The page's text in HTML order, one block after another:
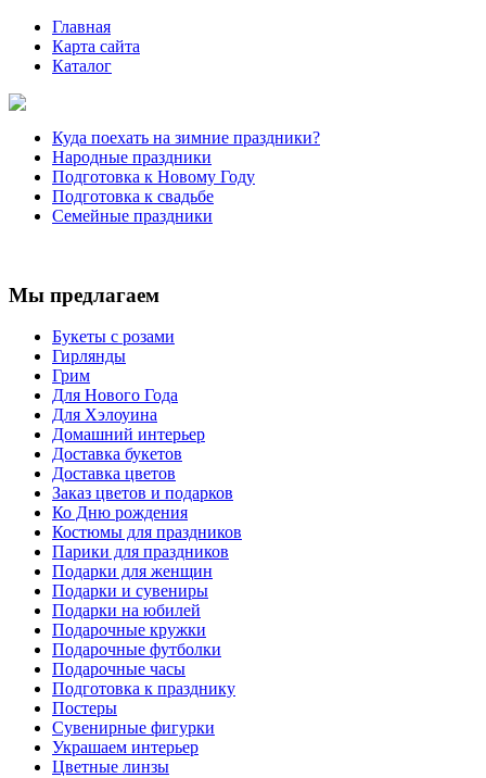
Главная
Карта сайта
Каталог
Куда поехать на зимние праздники?
Народные праздники
Подготовка к Новому Году
Подготовка к свадьбе
Семейные праздники
Мы предлагаем
Букеты с розами
Гирлянды
Грим
Для Нового Года
Для Хэлоуина
Домашний интерьер
Доставка букетов
Доставка цветов
Заказ цветов и подарков
Ко Дню рождения
Костюмы для праздников
Парики для праздников
Подарки для женщин
Подарки и сувениры
Подарки на юбилей
Подарочные кружки
Подарочные футболки
Подарочные часы
Подготовка к празднику
Постеры
Сувенирные фигурки
Украшаем интерьер
Цветные линзы